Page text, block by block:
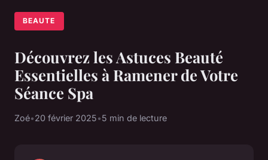
BEAUTE
Découvrez les Astuces Beauté
Essentielles à Ramener de Votre
Séance Spa
Zoé•20 février 2025•5 min de lecture